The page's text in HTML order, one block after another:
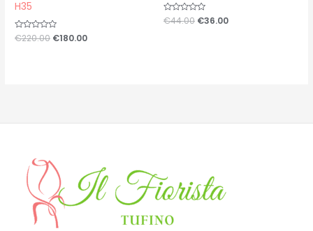
H35
Valutato
0
€220.00 €180.00
Valutato
0
€44.00 €36.00